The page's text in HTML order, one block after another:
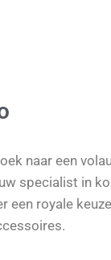
naar een
specialist in
een royale